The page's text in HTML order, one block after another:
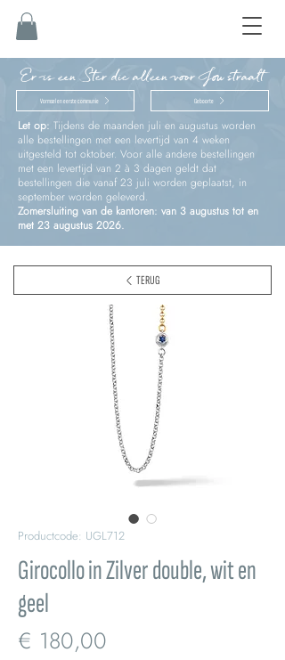
Er is een Ster die alleen voor Jou straalt
Vormsel en eerste communie Geboorte
Let op: Tijdens de maanden juli en augustus worden
alle bestellingen met een levertijd van 4 weken
uitgesteld tot oktober. Voor alle andere bestellingen
met een levertijd van 2 à 3 dagen geldt dat
bestellingen die vanaf 23 juli worden geplaatst, in
september worden geleverd.
Zomersluiting van de kantoren: van 3 augustus tot en
met 23 augustus 2026.
Productcode: UGL712
Girocollo in Zilver double, wit en
geel
€ 180,00
TERUG